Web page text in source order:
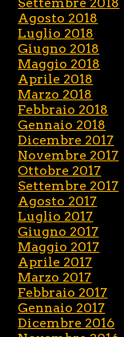
Settembre 2018
Agosto 2018
Luglio 2018
Giugno 2018
Maggio 2018
Aprile 2018
Marzo 2018
Febbraio 2018
Gennaio 2018
Dicembre 2017
Novembre 2017
Ottobre 2017
Settembre 2017
Agosto 2017
Luglio 2017
Giugno 2017
Maggio 2017
Aprile 2017
Marzo 2017
Febbraio 2017
Gennaio 2017
Dicembre 2016